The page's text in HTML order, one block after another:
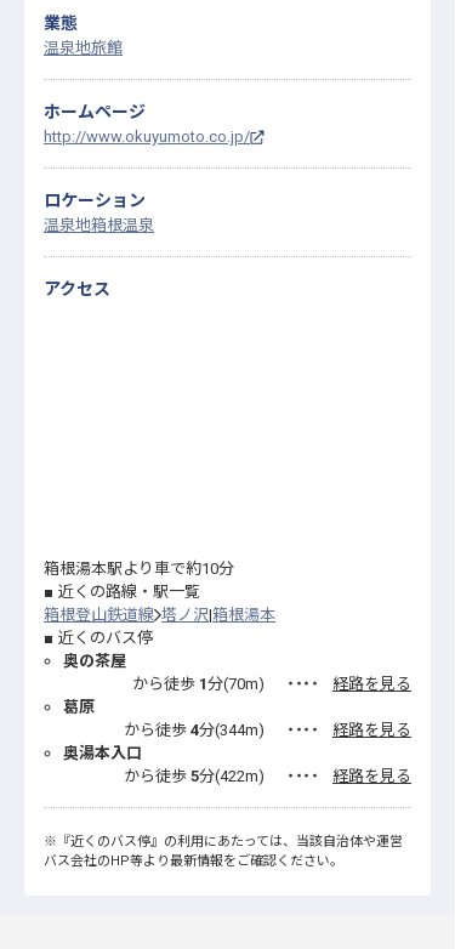
業態
温泉地旅館
ホームページ
http://www.okuyumoto.co.jp/
ロケーション
温泉地箱根温泉
アクセス
箱根湯本駅より車で約10分
近くの路線・駅一覧
箱根登山鉄道線 塔ノ沢 箱根湯本
近くのバス停
奥の茶屋
から徒歩 1分(70m) ・・・・
経路を見る
葛原
から徒歩 4分(344m) ・・・・
経路を見る
奥湯本入口
から徒歩 5分(422m) ・・・・ 経路を見る
※ 『近くのバス停』 の利用にあたっては、当該自治体や運営
バス会社のHP等より最新情報をご確認ください。